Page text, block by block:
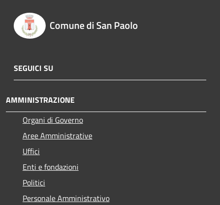
Comune di San Paolo
SEGUICI SU
AMMINISTRAZIONE
Organi di Governo
Aree Amministrative
Uffici
Enti e fondazioni
Politici
Personale Amministrativo